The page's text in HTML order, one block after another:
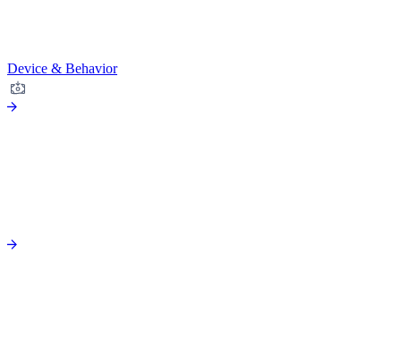
Device & Behavior